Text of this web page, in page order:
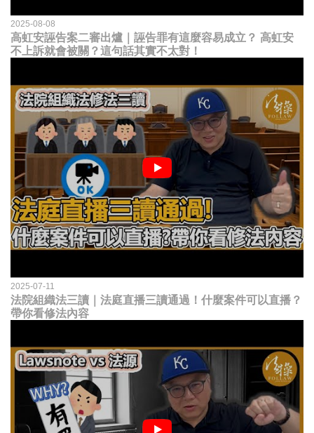
2025-08-08
高虹安誣告案二審出爐｜誣告罪有這麼容易成立？ 高虹安
不上訴就會被關？這句話其實不太對！
2025-07-11
法院組織法三讀｜法庭直播三讀通過！什麼案件可以直播？
帶你看修法內容